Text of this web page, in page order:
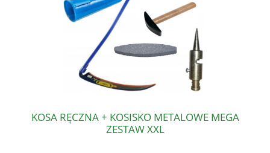
KOSA RĘCZNA + KOSISKO METALOWE MEGA
ZESTAW XXL